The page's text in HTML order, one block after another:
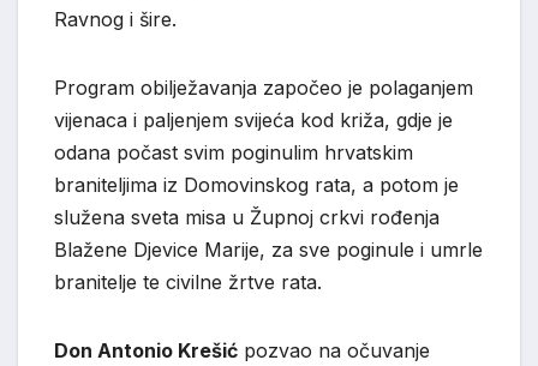
Ravnog i šire.
Program obilježavanja započeo je polaganjem
vijenaca i paljenjem svijeća kod križa, gdje je
odana počast svim poginulim hrvatskim
braniteljima iz Domovinskog rata, a potom je
služena sveta misa u Župnoj crkvi rođenja
Blažene Djevice Marije, za sve poginule i umrle
branitelje te civilne žrtve rata.
Don Antonio Krešić pozvao na očuvanje